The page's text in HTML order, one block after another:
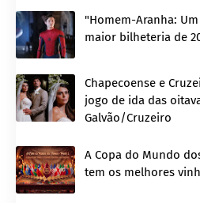
"Homem-Aranha:
maior bilheteria de
Chapecoense e
jogo de ida das
Galvão/Cruzeiro
A Copa do Mundo
tem os melhores